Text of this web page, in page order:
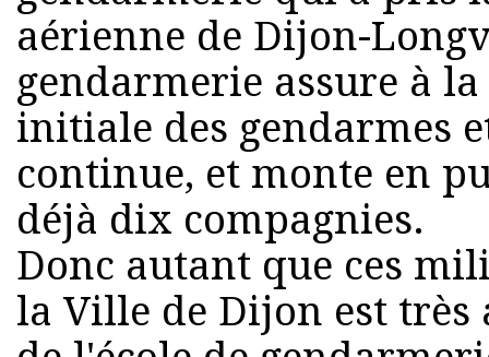
aérienne de Dijon-
gendarmerie assure à
initiale des gendarmes
continue, et monte en
déjà dix compagnies.
Donc autant que ces
la Ville de Dijon est très